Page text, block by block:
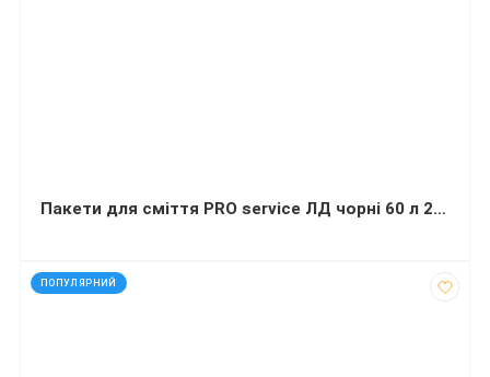
Пакети для сміття PRO service ЛД чорні 60 л 20 шт (60х80 сантиметрів)
ПОПУЛЯРНИЙ
код: 70106